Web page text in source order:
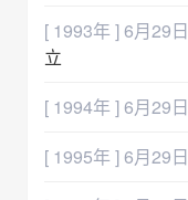
[ 1993年 ] 6月29日
立
[ 1994年 ] 6月29日
[ 1995年 ] 6月29日